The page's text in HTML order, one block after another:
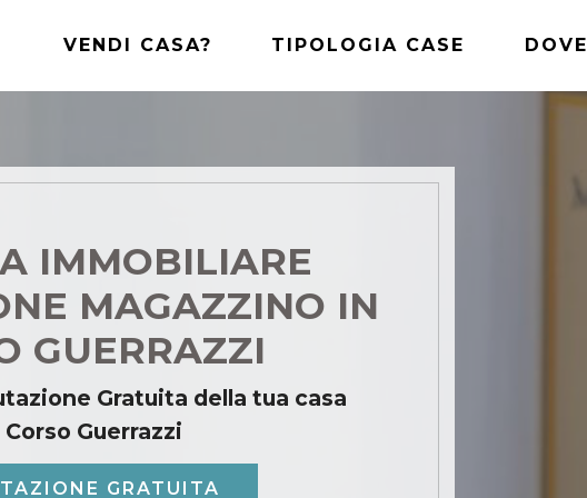
VENDI CASA? TIPOLOGIA CASE DOVE
IMMOBILIARE
MAGAZZINO IN
GUERRAZZI
Gratuita della tua casa
Corso Guerrazzi
GRATUITA